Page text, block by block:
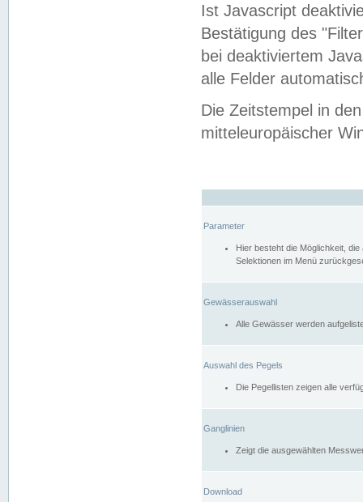
Ist Javascript
Bestätigung des
bei deaktiviertem
alle Felder
Die Zeitstempel in
mitteleuropäischer
Parameter
Hier besteht die Möglichkeit,
Selektionen im Menü
Gewässerauswahl
Alle Gewässer werden
Auswahl des Pegels
Die Pegellisten zeigen alle
Ganglinien
Zeigt die ausgewählten
Download